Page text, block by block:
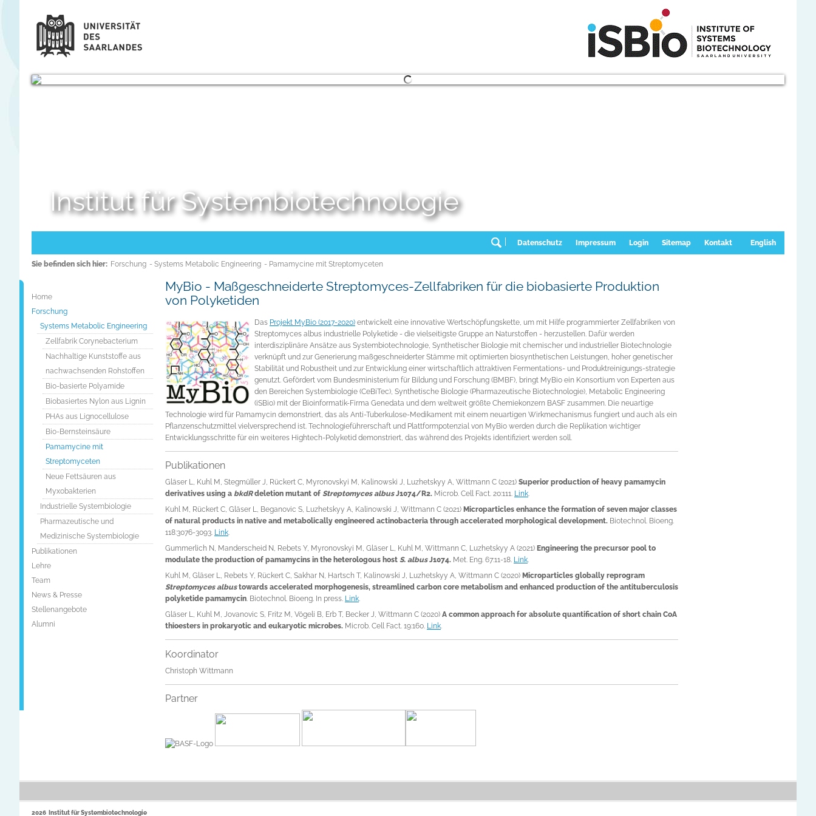
Institut für Systembiotechnologie
English
Kontakt
Sitemap
Login
Impressum
Datenschutz
Sie befinden sich hier: Forschung - Systems Metabolic Engineering - Pamamycine mit Streptomyceten
Home
Forschung
Systems Metabolic Engineering
Zellfabrik Corynebacterium
Nachhaltige Kunststoffe aus
nachwachsenden Rohstoffen
Bio-basierte Polyamide
Biobasiertes Nylon aus Lignin
PHAs aus Lignocellulose
Bio-Bernsteinsäure
Pamamycine mit
Streptomyceten
Neue Fettsäuren aus
Myxobakterien
Industrielle Systembiologie
Pharmazeutische und
Medizinische Systembiologie
Publikationen
Lehre
Team
News & Presse
Stellenangebote
Alumni
MyBio - Maßgeschneiderte Streptomyces-Zellfabriken für die biobasierte Produktion
von Polyketiden
Das Projekt MyBio (2017-2020) entwickelt eine innovative Wertschöpfungskette, um mit Hilfe programmierter Zellfabriken von
Streptomyces albus industrielle Polyketide - die vielseitigste Gruppe an Naturstoffen - herzustellen. Dafür werden
interdisziplinäre Ansätze aus Systembiotechnologie, Synthetischer Biologie mit chemischer und industrieller Biotechnologie
verknüpft und zur Generierung maßgeschneiderter Stämme mit optimierten biosynthetischen Leistungen, hoher genetischer
Stabilität und Robustheit und zur Entwicklung einer wirtschaftlich attraktiven Fermentations- und Produktreinigungs-strategie
genutzt. Gefördert vom Bundesministerium für Bildung und Forschung (BMBF), bringt MyBio ein Konsortium von Experten aus
den Bereichen Systembiologie (CeBiTec), Synthetische Biologie (Pharmazeutische Biotechnologie), Metabolic Engineering
(iSBio) mit der Bioinformatik-Firma Genedata und dem weltweit größte Chemiekonzern BASF zusammen. Die neuartige
Technologie wird für Pamamycin demonstriert, das als Anti-Tuberkulose-Medikament mit einem neuartigen Wirkmechanismus fungiert und auch als ein
Pflanzenschutzmittel vielversprechend ist. Technologieführerschaft und Plattformpotenzial von MyBio werden durch die Replikation wichtiger
Entwicklungsschritte für ein weiteres Hightech-Polyketid demonstriert, das während des Projekts identifiziert werden soll.
Publikationen
Gläser L, Kuhl M, Stegmüller J, Rückert C, Myronovskyi M, Kalinowski J, Luzhetskyy A, Wittmann C (2021) Superior production of heavy pamamycin
derivatives using a bkdRdeletion mutant of Streptomyces albusJ1074/R2. Microb. Cell Fact. 20:111. Link.
Kuhl M, Rückert C, Gläser L, Beganovic S, Luzhetskyy A, Kalinowski J, Wittmann C (2021) Microparticles enhance the formation of seven major classes
of natural products in native and metabolically engineered actinobacteria through accelerated morphological development. Biotechnol. Bioeng.
118:3076-3093. Link.
Gummerlich N, Manderscheid N, Rebets Y, Myronovskyi M, Gläser L, Kuhl M, Wittmann C, Luzhetskyy A (2021) Engineering the precursor pool to
modulate the production of pamamycins in the heterologous host S. albusJ1074. Met. Eng. 67:11-18. Link.
Kuhl M, Gläser L, Rebets Y, Rückert C, Sakhar N, Hartsch T, Kalinowski J, Luzhetskyy A, Wittmann C (2020) Microparticles globally reprogram
Streptomyces albustowards accelerated morphogenesis, streamlined carbon core metabolism and enhanced production of the antituberculosis
polyketide pamamycin. Biotechnol. Bioeng. In press. Link.
Gläser L, Kuhl M, Jovanovic S, Fritz M, Vögeli B, Erb T, Becker J, Wittmann C (2020) A common approach for absolute quantification of short chain CoA
thioesters in prokaryotic and eukaryotic microbes. Microb. Cell Fact. 19:160. Link.
Koordinator
Christoph Wittmann
Partner
2026 Institut für Systembiotechnologie